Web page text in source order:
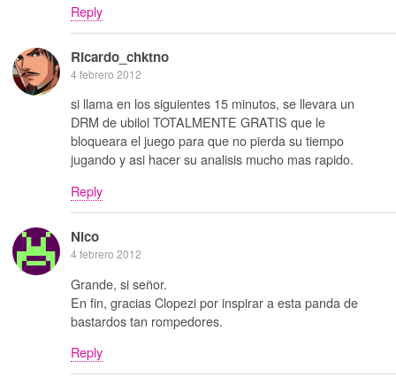
Reply
Ricardo_chktno
4 febrero 2012
si llama en los siguientes 15 minutos, se llevara un
DRM de ubilol TOTALMENTE GRATIS que le
bloqueara el juego para que no pierda su tiempo
jugando y asi hacer su analisis mucho mas rapido.
Reply
Nico
4 febrero 2012
Grande, si señor.
En fin, gracias Clopezi por inspirar a esta panda de
bastardos tan rompedores.
Reply